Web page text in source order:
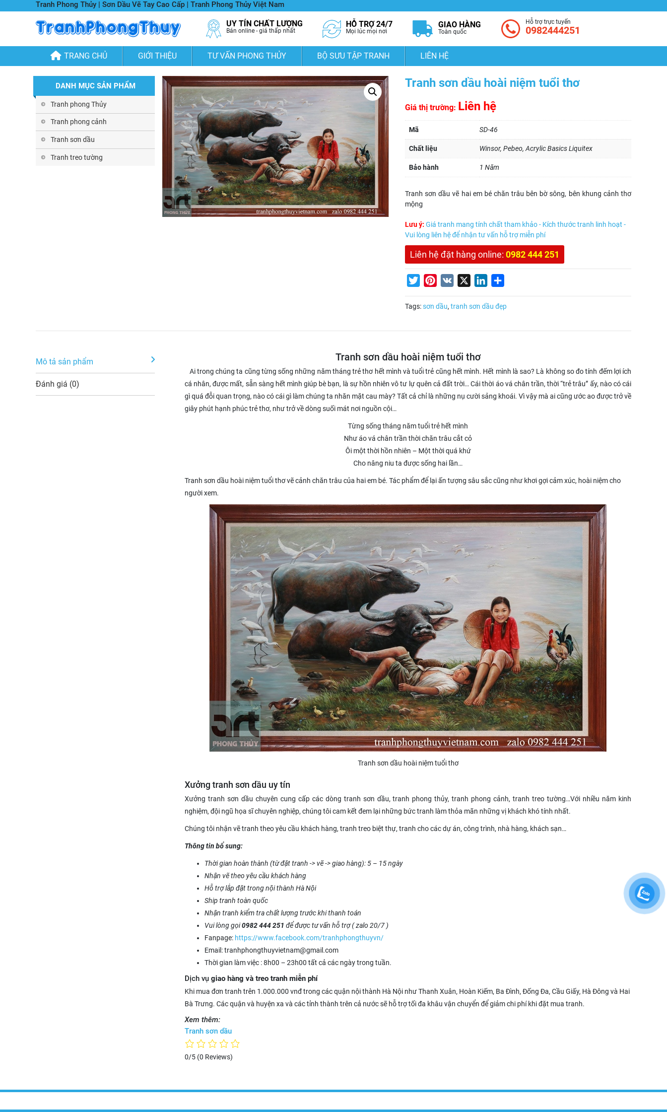
Tranh Phong Thủy | Sơn Dầu Vẽ Tay Cao Cấp | Tranh Phong Thủy Việt Nam
UY TÍN CHẤT LƯỢNG
Bán online - giá thấp nhất
HỖ TRỢ 24/7
Mọi lúc mọi nơi
GIAO HÀNG
Toàn quốc
Hỗ trợ trực tuyến
0982444251
TRANG CHỦ GIỚI THIỆU TƯ VẤN PHONG THỦY BỘ SƯU TẬP TRANH LIÊN HỆ
DANH MỤC SẢN PHẨM
Tranh phong Thủy
Tranh phong cảnh
Tranh sơn dầu
Tranh treo tường
Tranh sơn dầu hoài niệm tuổi thơ
Giá thị trường: Liên hệ
Mã SD-46
Chất liệu Winsor, Pebeo, Acrylic Basics Liquitex
Bảo hành 1 Năm
Tranh sơn dầu vẽ hai em bé chăn trâu bên bờ sông, bên khung cảnh thơ
mộng
Lưu ý: Giá tranh mang tính chất tham khảo - Kích thước tranh linh hoạt -
Vui lòng liên hệ để nhận tư vấn hỗ trợ miễn phí
Liên hệ đặt hàng online: 0982 444 251
TwitterPinterest
VK LinkedIn
Tags:sơn dầu, tranh sơn dầu đẹp
Mô tả sản phẩm
Đánh giá (0)
Tranh sơn dầu hoài niệm tuổi thơ
Ai trong chúng ta cũng từng sống những năm tháng trẻ thơ hết mình và tuổi trẻ cũng hết mình. Hết mình là sao? Là không so đo tính đếm lợi ích
cá nhân, được mất, sẵn sàng hết mình giúp bè bạn, là sự hồn nhiên vô tư lự quên cả đất trời… Cái thời áo vá chân trần, thời “trẻ trâu” ấy, nào có cái
gì quá đỗi quan trọng, nào có cái gì làm chúng ta nhăn mặt cau mày? Tất cả chỉ là những nụ cười sảng khoái. Vì vậy mà ai cũng ước ao được trở về
giây phút hạnh phúc trẻ thơ, như trở về dòng suối mát nơi nguồn cội…
Từng sống tháng năm tuổi trẻ hết mình
Như áo vá chân trần thời chăn trâu cắt cỏ
Ôi một thời hồn nhiên – Một thời quá khứ
Cho nâng niu ta được sống hai lần…
Tranh sơn dầu hoài niệm tuổi thơ vẽ cảnh chăn trâu của hai em bé. Tác phẩm để lại ấn tượng sâu sắc cũng như khơi gợi cảm xúc, hoài niệm cho
người xem.
Tranh sơn dầu hoài niệm tuổi thơ
Xưởng tranh sơn dầu uy tín
Xưởng tranh sơn dầu chuyên cung cấp các dòng tranh sơn dầu, tranh phong thủy, tranh phong cảnh, tranh treo tường…Với nhiều năm kinh
nghiệm, đội ngũ họa sĩ chuyên nghiệp, chúng tôi cam kết đem lại những bức tranh làm thỏa mãn những vị khách khó tính nhất.
Chúng tôi nhận vẽ tranh theo yêu cầu khách hàng, tranh treo biệt thự, tranh cho các dự án, công trình, nhà hàng, khách sạn…
Thông tin bổ sung:
Thời gian hoàn thành (từ đặt tranh -> vẽ -> giao hàng): 5 – 15 ngày
Nhận vẽ theo yêu cầu khách hàng
Hỗ trợ lắp đặt trong nội thành Hà Nội
Ship tranh toàn quốc
Nhận tranh kiểm tra chất lượng trước khi thanh toán
Vui lòng gọi0982 444 251 để được tư vấn hỗ trợ ( zalo 20/7 )
Fanpage: https://www.facebook.com/tranhphongthuyvn/
Email: tranhphongthuyvietnam@gmail.com
Thời gian làm việc : 8h00 – 23h00 tất cả các ngày trong tuần.
Dịch vụ giao hàng và treo tranh miễn phí
Khi mua đơn tranh trên 1.000.000 vnđ trong các quận nội thành Hà Nội như Thanh Xuân, Hoàn Kiếm, Ba Đình, Đống Đa, Cầu Giấy, Hà Đông và Hai
Bà Trưng. Các quận và huyện xa và các tỉnh thành trên cả nước sẽ hỗ trợ tối đa khâu vận chuyển để giảm chi phí khi đặt mua tranh.
Xem thêm:
Tranh sơn dầu
0/5 (0 Reviews)